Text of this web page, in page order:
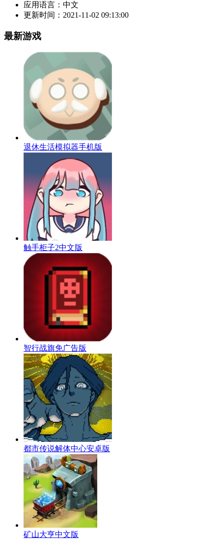
应用语言： 中文
更新时间： 2021-11-02 09:13:00
最新游戏
退休生活模拟器手机版
触手柜子2中文版
智行战旗免广告版
都市传说解体中心安卓版
矿山大亨中文版